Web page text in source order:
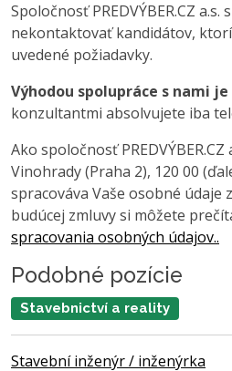
Spoločnosť PREDVÝBER.CZ
nekontaktovať kandidátov,
uvedené požiadavky.
Výhodou spolupráce s nami
konzultantmi absolvujete iba
Ako spoločnosť PREDVÝBER.CZ
Vinohrady (Praha 2), 120 00
spracováva Vaše osobné údaje
budúcej zmluvy si môžete
spracovania osobných údajov..
Podobné pozície
Stavebnictví a reality
Stavební inženýr / inženýrka